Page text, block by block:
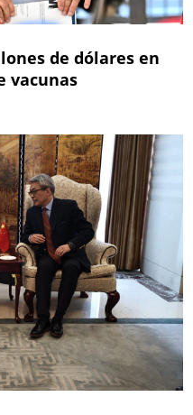
de dólares en
vacunas